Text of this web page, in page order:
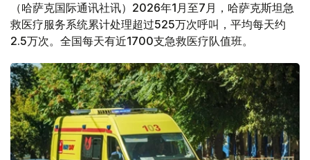
（哈萨克国际通讯社讯）2026年1月至7月，哈萨克斯坦急
救医疗服务系统累计处理超过525万次呼叫，平均每天约
2.5万次。全国每天有近1700支急救医疗队值班。